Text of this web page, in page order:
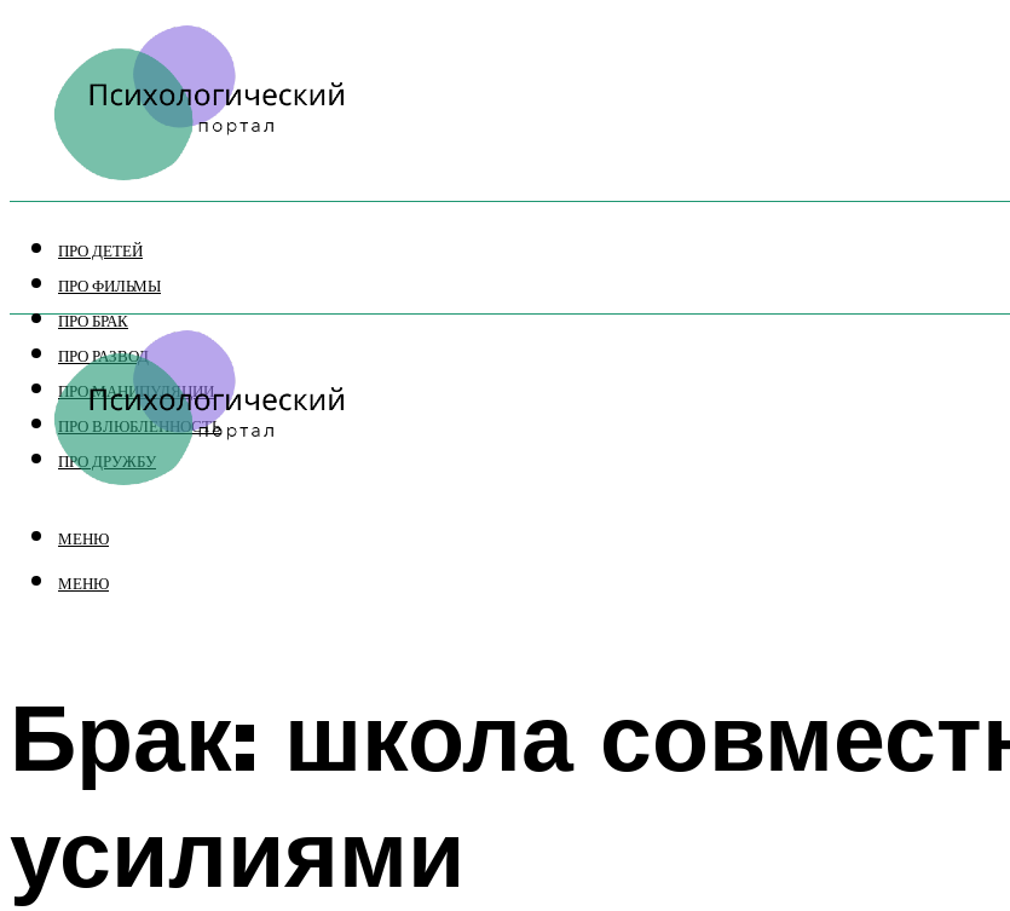
ПРО ДЕТЕЙ
ПРО ФИЛЬМЫ
ПРО БРАК
ПРО РАЗВОД
ПРО МАНИПУЛЯЦИИ
ПРО ВЛЮБЛЕННОСТЬ
ПРО ДРУЖБУ
МЕНЮ
МЕНЮ
Брак: школа
усилиями